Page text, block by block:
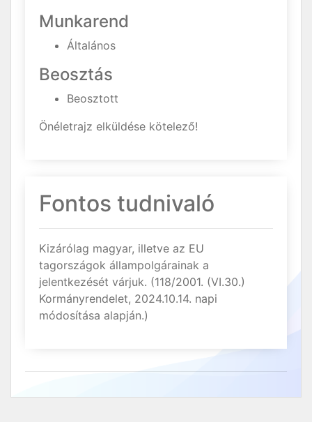
Munkarend
Általános
Beosztás
Beosztott
Önéletrajz elküldése kötelező!
Fontos tudnivaló
Kizárólag magyar, illetve az EU
tagországok állampolgárainak a
jelentkezését várjuk. (118/2001. (VI.30.)
Kormányrendelet, 2024.10.14. napi
módosítása alapján.)